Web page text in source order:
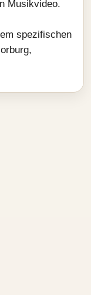
Musikvideo.
spezifischen